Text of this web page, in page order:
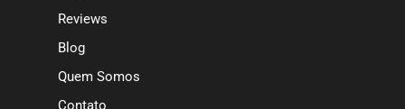
Reviews
Blog
Quem Somos